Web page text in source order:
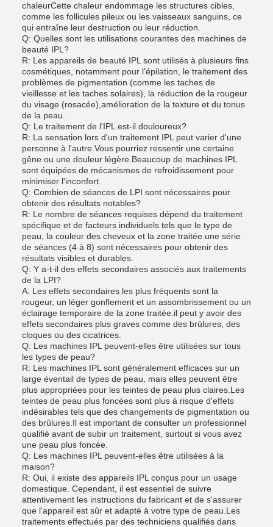
chaleurCette chaleur endommage les structures cibles,
comme les follicules pileux ou les vaisseaux sanguins, ce
qui entraîne leur destruction ou leur réduction.
Q: Quelles sont les utilisations courantes des machines de
beauté IPL?
R: Les appareils de beauté IPL sont utilisés à plusieurs fins
cosmétiques, notamment pour l'épilation, le traitement des
problèmes de pigmentation (comme les taches de
vieillesse et les taches solaires), la réduction de la rougeur
du visage (rosacée),amélioration de la texture et du tonus
de la peau.
Q: Le traitement de l'IPL est-il douloureux?
R: La sensation lors d'un traitement IPL peut varier d'une
personne à l'autre.Vous pourriez ressentir une certaine
gêne ou une douleur légère.Beaucoup de machines IPL
sont équipées de mécanismes de refroidissement pour
minimiser l'inconfort.
Q: Combien de séances de LPI sont nécessaires pour
obtenir des résultats notables?
R: Le nombre de séances requises dépend du traitement
spécifique et de facteurs individuels tels que le type de
peau, la couleur des cheveux et la zone traitée.une série
de séances (4 à 8) sont nécessaires pour obtenir des
résultats visibles et durables.
Q: Y a-t-il des effets secondaires associés aux traitements
de la LPI?
A: Les effets secondaires les plus fréquents sont la
rougeur, un léger gonflement et un assombrissement ou un
éclairage temporaire de la zone traitée.il peut y avoir des
effets secondaires plus graves comme des brûlures, des
cloques ou des cicatrices.
Q: Les machines IPL peuvent-elles être utilisées sur tous
les types de peau?
R: Les machines IPL sont généralement efficaces sur un
large éventail de types de peau, mais elles peuvent être
plus appropriées pour les teintes de peau plus claires.Les
teintes de peau plus foncées sont plus à risque d'effets
indésirables tels que des changements de pigmentation ou
des brûlures.Il est important de consulter un professionnel
qualifié avant de subir un traitement, surtout si vous avez
une peau plus foncée.
Q: Les machines IPL peuvent-elles être utilisées à la
maison?
R: Oui, il existe des appareils IPL conçus pour un usage
domestique. Cependant, il est essentiel de suivre
attentivement les instructions du fabricant et de s'assurer
que l'appareil est sûr et adapté à votre type de peau.Les
traitements effectués par des techniciens qualifiés dans